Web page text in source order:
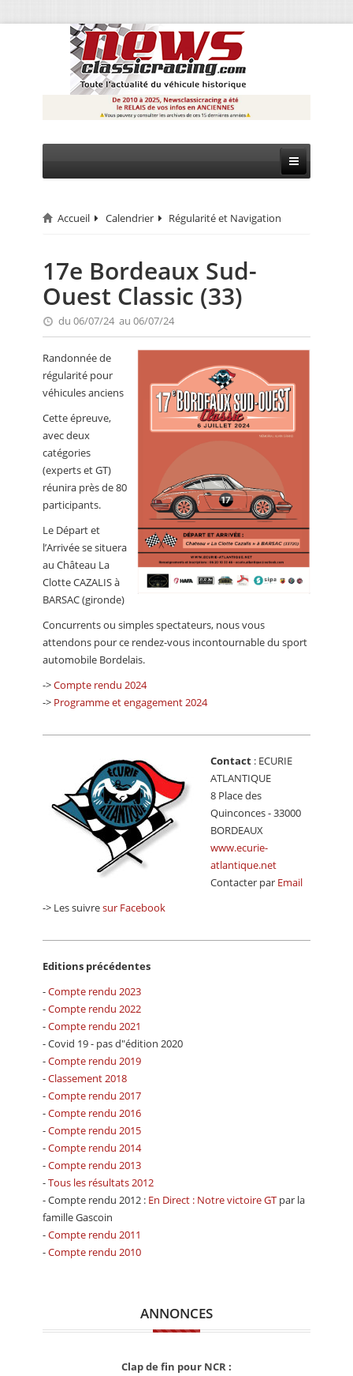
CIRCUIT
RALLYE
MONTAGNE
EVÈNEMENTS
CALENDRIER
FOCUS
VIDEO
ANNUAIRES
PETITES ANNONCES
Accueil Calendrier Régularité et Navigation
17e Bordeaux Sud-
Ouest Classic (33)
du 06/07/24 au 06/07/24
Randonnée de
régularité pour
véhicules anciens
Cette épreuve,
avec deux
catégories
(experts et GT)
réunira près de 80
participants.
Le Départ et
l’Arrivée se situera
au Château La
Clotte CAZALIS à
BARSAC (gironde)
Concurrents ou simples spectateurs, nous vous
attendons pour ce rendez-vous incontournable du sport
automobile Bordelais.
->Compte rendu 2024
-> Programme et engagement 2024
Contact : ECURIE
ATLANTIQUE
8 Place des
Quinconces - 33000
BORDEAUX
www.ecurie-
atlantique.net
Contacter par Email
-> Les suivresur Facebook
Editions précédentes
-Compte rendu 2023
-Compte rendu 2022
-Compte rendu 2021
- Covid 19 - pas d"édition 2020
-Compte rendu 2019
-Classement 2018
-Compte rendu 2017
-Compte rendu 2016
-Compte rendu 2015
-Compte rendu 2014
-Compte rendu 2013
-Tous les résultats 2012
- Compte rendu 2012 : En Direct : Notre victoire GT par la
famille Gascoin
-Compte rendu 2011
-Compte rendu 2010
ANNONCES
Clap de fin pour NCR :